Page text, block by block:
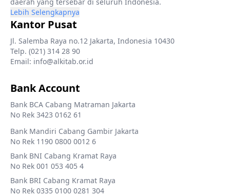
Lebih Selengkapnya
Kantor Pusat
Jl. Salemba Raya no.12 Jakarta, Indonesia 10430
Telp. (021) 314 28 90
Email: info@alkitab.or.id
Bank Account
Bank BCA Cabang Matraman Jakarta
No Rek 3423 0162 61
Bank Mandiri Cabang Gambir Jakarta
No Rek 1190 0800 0012 6
Bank BNI Cabang Kramat Raya
No Rek 001 053 405 4
Bank BRI Cabang Kramat Raya
No Rek 0335 0100 0281 304